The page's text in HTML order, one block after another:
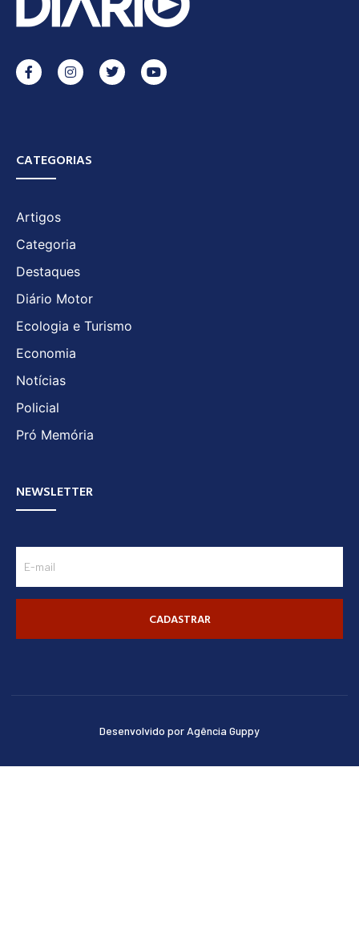
CATEGORIAS
Artigos
Categoria
Destaques
Diário Motor
Ecologia e Turismo
Economia
Notícias
Policial
Pró Memória
NEWSLETTER
CADASTRAR
Desenvolvido por Agência Guppy